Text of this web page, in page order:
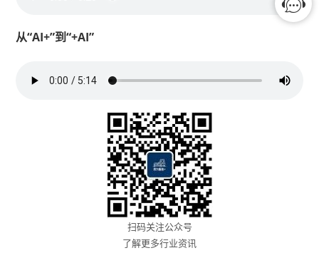
从“AI+”到“+AI”
扫码关注公众号
了解更多行业资讯